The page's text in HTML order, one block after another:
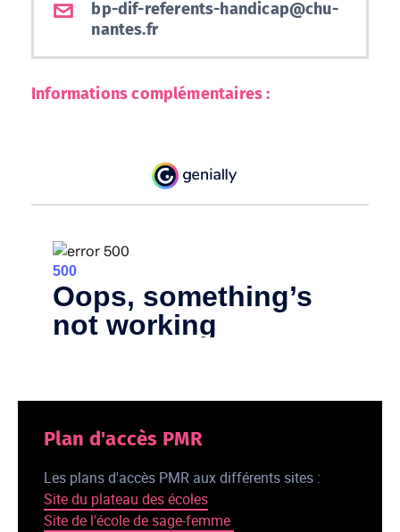
bp-dif-referents-handicap@chu-
nantes.fr
Informations complémentaires :
Plan d'accès PMR
Les plans d'accès PMR aux différents sites :
Site du plateau des écoles
Site de l'école de sage-femme